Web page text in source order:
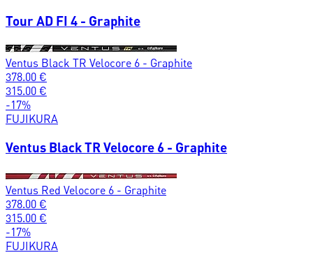
Tour AD FI 4 - Graphite
Ventus Black TR Velocore 6 - Graphite
378.00 €
315.00 €
-17%
FUJIKURA
Ventus Black TR Velocore 6 - Graphite
Ventus Red Velocore 6 - Graphite
378.00 €
315.00 €
-17%
FUJIKURA